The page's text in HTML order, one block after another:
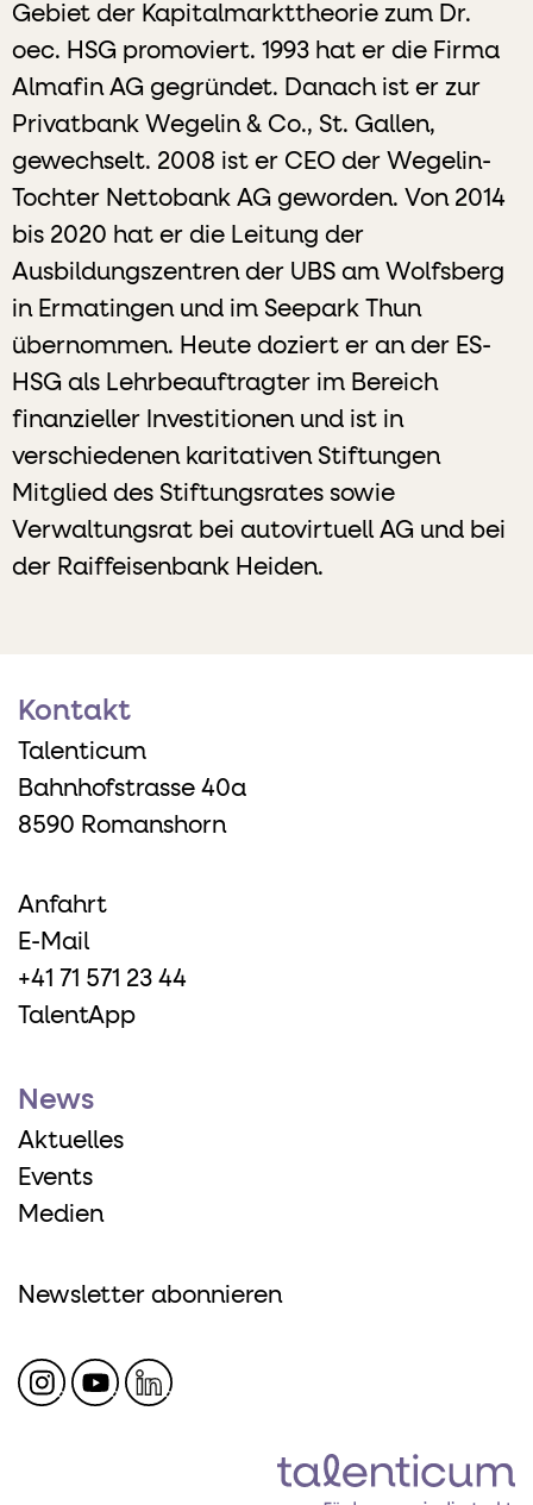
Gebiet der Kapitalmarkttheorie zum Dr.
oec. HSG promoviert. 1993 hat er die Firma
Almafin AG gegründet. Danach ist er zur
Privatbank Wegelin & Co., St. Gallen,
gewechselt. 2008 ist er CEO der Wegelin-
Tochter Nettobank AG geworden. Von 2014
bis 2020 hat er die Leitung der
Ausbildungszentren der UBS am Wolfsberg
in Ermatingen und im Seepark Thun
übernommen. Heute doziert er an der ES-
HSG als Lehrbeauftragter im Bereich
finanzieller Investitionen und ist in
verschiedenen karitativen Stiftungen
Mitglied des Stiftungsrates sowie
Verwaltungsrat bei autovirtuell AG und bei
der Raiffeisenbank Heiden.
Kontakt
Talenticum
Bahnhofstrasse 40a
8590 Romanshorn
Anfahrt
E-Mail
+41 71 571 23 44
TalentApp
News
Aktuelles
Events
Medien
Newsletter abonnieren